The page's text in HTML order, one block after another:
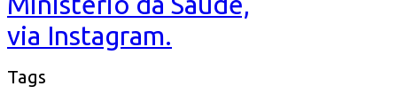
via Instagram.
Tags